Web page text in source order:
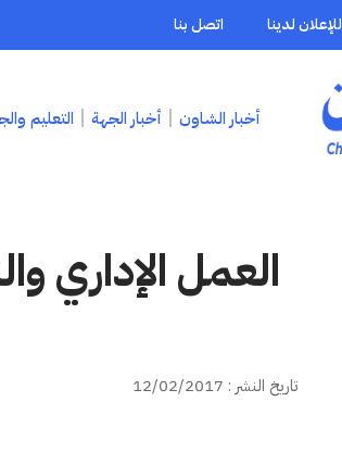
للإعلان لدينا اتصل بنا
أخبار الشاون أخبار الجهة التعليم
العمل الإداري
تاريخ النشر : 12/02/2017